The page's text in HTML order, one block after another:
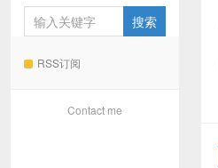
RSS订阅
Contact me